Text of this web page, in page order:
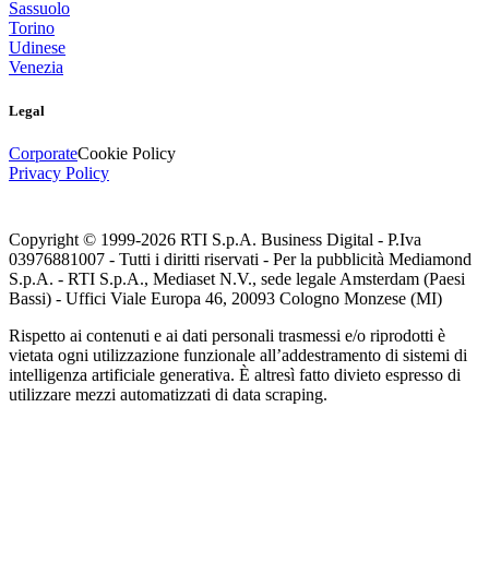
Sassuolo
Torino
Udinese
Venezia
Legal
CorporateCookie Policy
Privacy Policy
Copyright © 1999-2026 RTI S.p.A. Business Digital - P.Iva
03976881007 - Tutti i diritti riservati - Per la pubblicità Mediamond
S.p.A. - RTI S.p.A., Mediaset N.V., sede legale Amsterdam (Paesi
Bassi) - Uffici Viale Europa 46, 20093 Cologno Monzese (MI)
Rispetto ai contenuti e ai dati personali trasmessi e/o riprodotti è
vietata ogni utilizzazione funzionale all’addestramento di sistemi di
intelligenza artificiale generativa. È altresì fatto divieto espresso di
utilizzare mezzi automatizzati di data scraping.